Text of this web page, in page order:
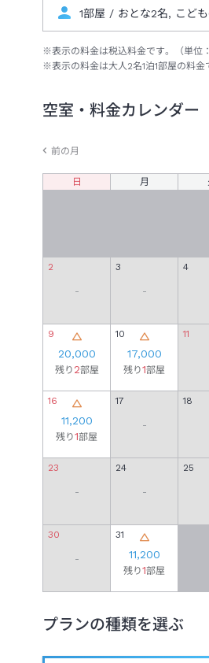
※表示の料金は税込料金です。（単位：
※表示の料金は大人2名1泊1部屋の料金
空室・料金カレンダー
日 月
2
-
3
-
4
9
20,000
残り2部屋
10
17,000
残り1部屋
11
16
11,200
残り1部屋
17
-
18
23
-
24
-
25
30
-
31
11,200
残り1部屋
前の月
プランの種類を選ぶ